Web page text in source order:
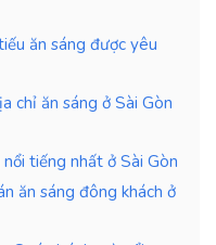
ăn sáng được yêu
chỉ ăn sáng ở Sài Gòn
tiếng nhất ở Sài Gòn
ăn sáng đông khách ở